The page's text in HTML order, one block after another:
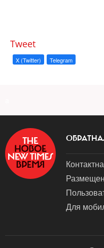
Tweet
X (Twitter) Telegram
Для